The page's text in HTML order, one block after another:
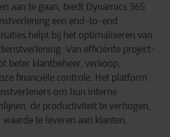
aan te gaan, biedt Dynamics 365
een end-to-end
helpt bij het optimaliseren van
Van efficiënte project-
beter klantbeheer, verkoop,
financiële controle. Het platform
om hun interne
de productiviteit te verhogen,
te leveren aan klanten.